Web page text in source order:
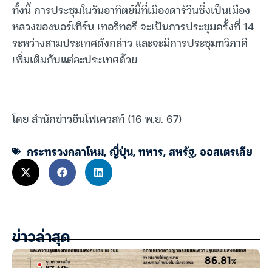
ทั้งนี้ การประชุมในวันอาทิตย์นี้ที่เมืองดาร์วินซึ่งเป็นเมือง
หลวงของนอร์เทิร์น เทอริทอรี จะเป็นการประชุมครั้งที่ 14
ระหว่างสามประเทศดังกล่าว และจะมีการประชุมทวิภาคี
เพิ่มเติมกับแต่ละประเทศด้วย
โดย สำนักข่าวอินโฟเควสท์ (16 พ.ย. 67)
กระทรวงกลาโหม,ญี่ปุ่น,ทหาร,สหรัฐ,ออสเตรเลีย
ข่าวล่าสุด